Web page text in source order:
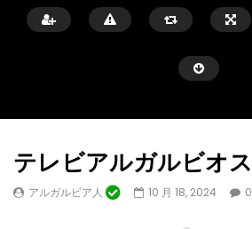
テレビアルガルビオス
アルガルビア人 10 月 18, 2024 0